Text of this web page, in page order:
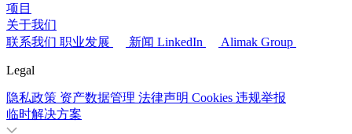
项目
关于我们
联系我们 职业发展 新闻 LinkedIn Alimak Group
Legal
隐私政策 资产数据管理 法律声明 Cookies 违规举报
临时解决方案